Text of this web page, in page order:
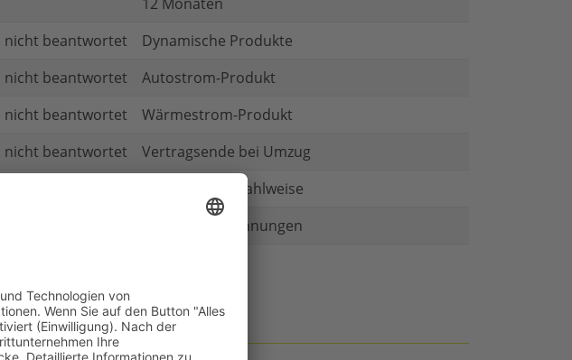
nicht beantwortet
Dynamische Produkte
nicht beantwortet
Autostrom-Produkt
nicht beantwortet
Wärmestrom-Produkt
nicht beantwortet
Vertragsende bei Umzug
Mehr als eine Zahlweise
Gedruckte Rechnungen